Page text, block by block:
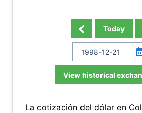
Today
View historical
La cotización del dólar en